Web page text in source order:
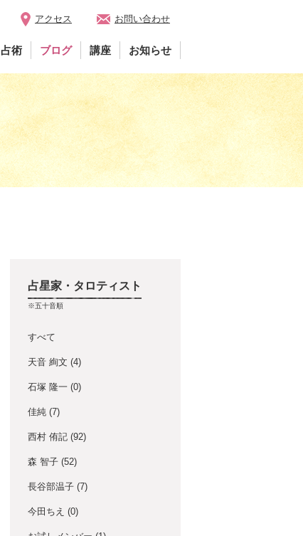
アクセス お問い合わせ
占術 ブログ 講座 お知らせ
占星家・タロティスト
※五十音順
すべて
天音 絢文 (4)
石塚 隆一 (0)
佳純 (7)
西村 侑記 (92)
森 智子 (52)
長谷部温子 (7)
今田ちえ (0)